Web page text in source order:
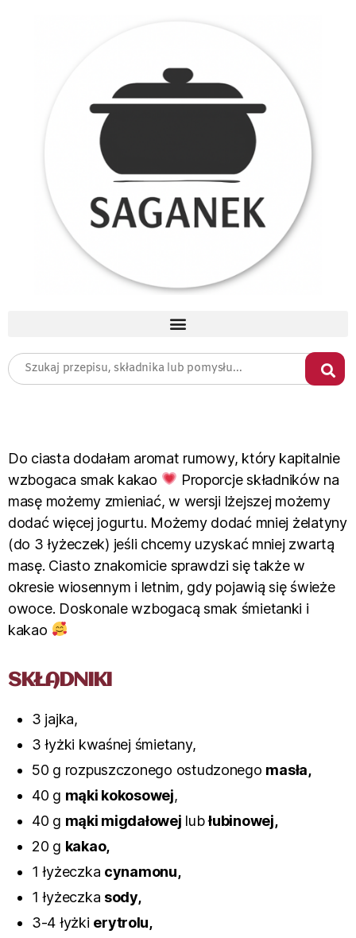
Do ciasta dodałam aromat rumowy, który kapitalnie
wzbogaca smak kakao
Proporcje składników na
masę możemy zmieniać, w wersji lżejszej możemy
dodać więcej jogurtu. Możemy dodać mniej żelatyny
(do 3 łyżeczek) jeśli chcemy uzyskać mniej zwartą
masę. Ciasto znakomicie sprawdzi się także w
okresie wiosennym i letnim, gdy pojawią się świeże
owoce. Doskonale wzbogacą smak śmietanki i
kakao
SKŁADNIKI
3 jajka,
3 łyżki kwaśnej śmietany,
50 g rozpuszczonego ostudzonego masła,
40 g mąki kokosowej,
40 g mąki migdałowej lubłubinowej,
20 g kakao,
1 łyżeczka cynamonu,
1 łyżeczka sody,
3-4 łyżki erytrolu,